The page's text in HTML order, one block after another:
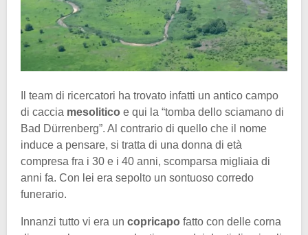
Il team di ricercatori ha trovato infatti un antico campo
di caccia mesolitico e qui la “tomba dello sciamano di
Bad Dürrenberg”. Al contrario di quello che il nome
induce a pensare, si tratta di una donna di età
compresa fra i 30 e i 40 anni, scomparsa migliaia di
anni fa. Con lei era sepolto un sontuoso corredo
funerario.
Innanzi tutto vi era un copricapo fatto con delle corna